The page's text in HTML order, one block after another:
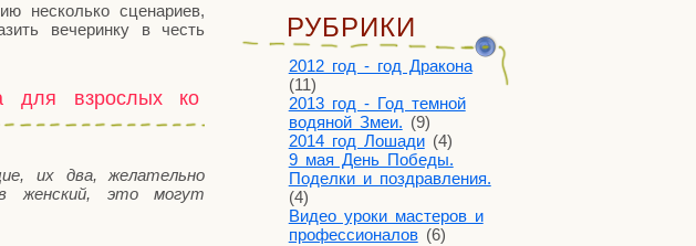
несколь­ко сце­на­ри­ев,
вече­рин­ку в честь
для взрослых ко
их два, жела­тель­но
жен­ский, это могут
РУБРИКИ
2012 год - год Дракона
(11)
2013 год - Год темной
водяной Змеи. (9)
2014 год Лошади(4)
9 мая День Победы.
Поделки и поздравления.
(4)
Видео уроки мастеров и
профессионалов(6)